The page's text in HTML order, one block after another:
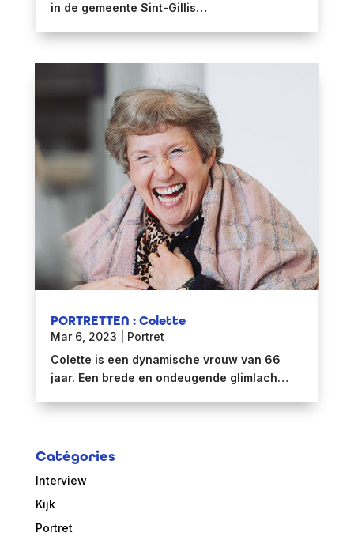
in de gemeente Sint-Gillis…
PORTRETTEN : Colette
Mar 6, 2023
Portret
Colette is een dynamische vrouw van 66
jaar. Een brede en ondeugende glimlach…
Catégories
Interview
Kijk
Portret